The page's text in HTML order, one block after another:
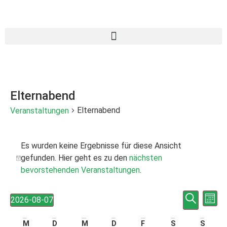
Elternabend
Veranstaltungen Elternabend
Hinweis
Es wurden keine Ergebnisse für diese Ansicht
gefunden. Hier geht es zu dennächsten
bevorstehenden Veranstaltungen.
Suche
Suche
2026-08-07
Datum
wählen.
M D M D F S S